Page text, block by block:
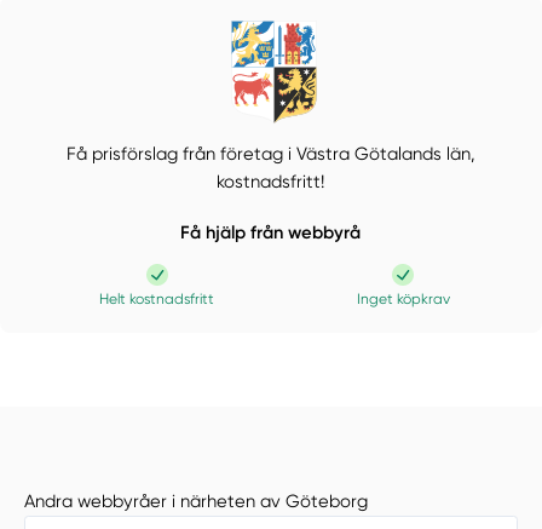
Få prisförslag från företag i Västra Götalands län,
kostnadsfritt!
Få hjälp från webbyrå
Helt kostnadsfritt Inget köpkrav
Andra webbyråer i närheten av Göteborg